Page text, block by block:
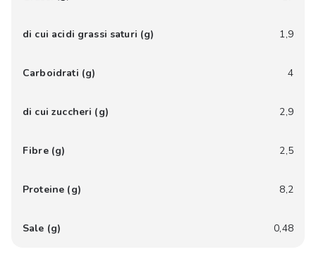
di cui acidi grassi saturi (g) 1,9
Carboidrati (g) 4
di cui zuccheri (g) 2,9
Fibre (g) 2,5
Proteine (g) 8,2
Sale (g) 0,48